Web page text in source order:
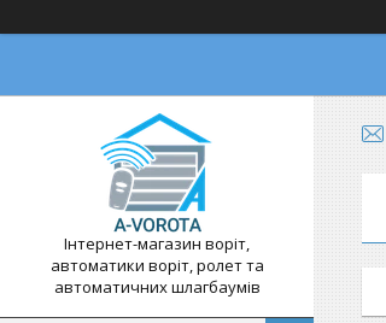
Інтернет-магазин воріт,
автоматики воріт, ролет та
автоматичних шлагбаумів